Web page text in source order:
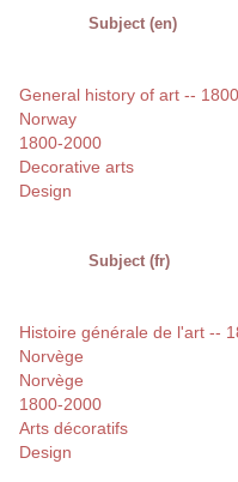
Subject (en)
General history of art --
Norway
1800-2000
Decorative arts
Design
Subject (fr)
Histoire générale de l'art --
Norvège
Norvège
1800-2000
Arts décoratifs
Design